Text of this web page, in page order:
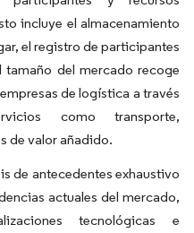
incluye el almacenamiento
el registro de participantes
del mercado recoge
de logística a través
como transporte,
de valor añadido.
de antecedentes exhaustivo
actuales del mercado,
tecnológicas e